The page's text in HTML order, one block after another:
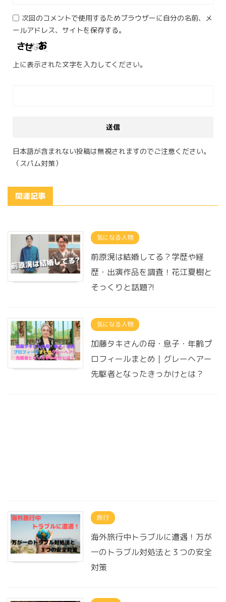
次回のコメントで使用するためブラウザーに自分の名前、メ
ールアドレス、サイトを保存する。
上に表示された文字を入力してください。
日本語が含まれない投稿は無視されますのでご注意ください。
（スパム対策）
関連記事
気になる人物
前原滉は結婚してる？学歴や経
歴・出演作品を調査！花江夏樹と
そっくりと話題?!
気になる人物
加藤タキさんの母・息子・年齢プ
ロフィールまとめ｜グレーヘアー
先駆者となったきっかけとは？
旅行
海外旅行中トラブルに遭遇！万が
一のトラブル対処法と３つの安全
対策